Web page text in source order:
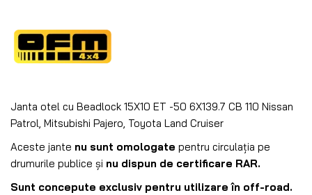
Janta otel cu Beadlock 15X10 ET -50 6X139.7 CB 110 Nissan
Patrol, Mitsubishi Pajero, Toyota Land Cruiser
Aceste jante nu sunt omologate pentru circulația pe
drumurile publice și nu dispun de certificare RAR.
Sunt concepute exclusiv pentru utilizare în off-road.